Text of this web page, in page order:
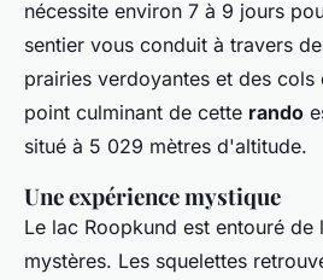
nécessite environ 7 à 9 jours
sentier vous conduit à travers
prairies verdoyantes et des cols
point culminant de cette rando
situé à 5 029 mètres d'altitude.
Une expérience mystique
Le lac Roopkund est entouré de
mystères. Les squelettes